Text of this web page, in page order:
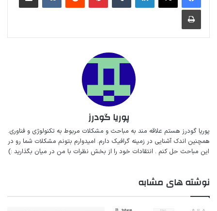
چاپ
پوریا گودرز
پوریا گودرز هستم‌ علاقه مند به مباحث‌ و‌‌ مشکلات مربوط به تکنولوژی و فناوری.
همچنین اندک آشنایی در زمینه گرافیک دارم. امیدوارم بتونم مشکلات شما رو در
این مباحث حل کنم . انتقادات خود را از بخش نظرات با من در میان بگذارید :)
نوشته های مشابه